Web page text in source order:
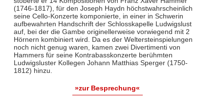
(1746-1817), für den Joseph Haydn höchstwahrscheinlich
seine Cello-Konzerte komponierte, in einer in Schwerin
aufbewahrten Handschrift der Schlosskapelle Ludwigslust
auf, bei der die Gambe originellerweise vorwiegend mit 2
Hörnern kombiniert wird. Da es der Weltersteinspielungen
noch nicht genug waren, kamen zwei Divertimenti von
Hammers für seine Kontrabasskonzerte berühmten
Ludwigsluster Kollegen Johann Matthias Sperger (1750-
1812) hinzu.
»zur Besprechung«